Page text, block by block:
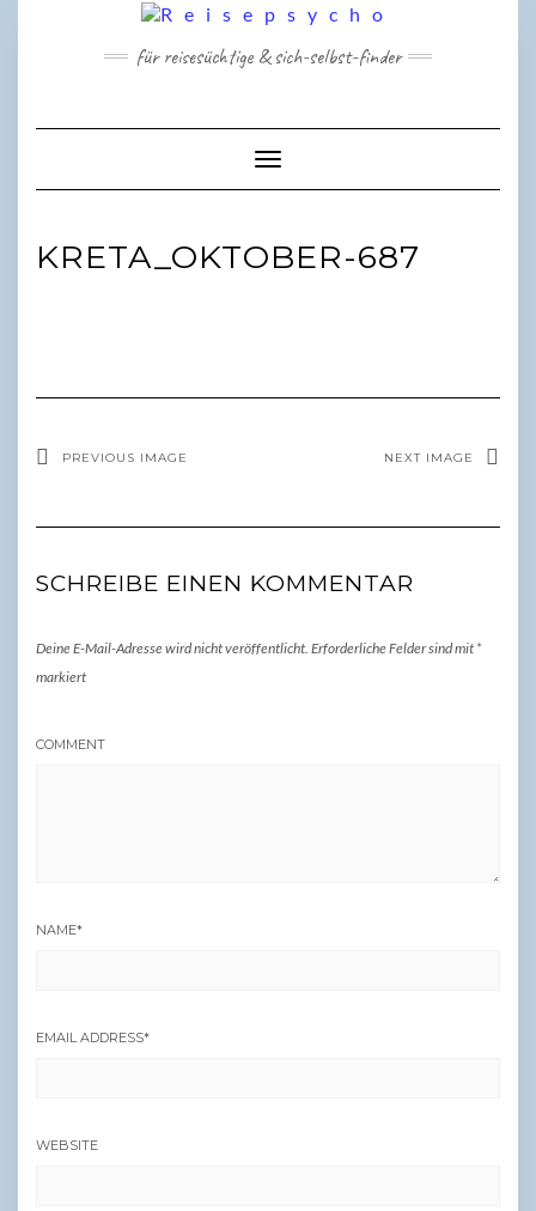
für reisesüchtige & sich-selbst-finder
Toggle Navigation
KRETA_OKTOBER-687
PREVIOUS IMAGE NEXT IMAGE
SCHREIBE EINEN KOMMENTAR
Deine E-Mail-Adresse wird nicht veröffentlicht. Erforderliche Felder sind mit *
markiert
COMMENT
NAME*
EMAIL ADDRESS*
WEBSITE